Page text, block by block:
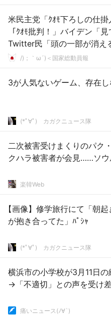
米民主党「ｸｵﾓ下ろしの仕
「ｸｵﾓ批判！」バイデン「
Twitter民「頭の一部が消え
「え」→
/)；｀ω´)＜国家総動員報
3が人気ないゲーム、存在し
(*ﾟ∀ﾟ)ゞカガクニュース隊
二次被害受けまくりのパク
クハラ被害者が会見……ソウ
楽韓Web
【画像】修学旅行にて「朝
が抱き合ってた」ﾊﾟｼｬ
(*ﾟ∀ﾟ)ゞカガクニュース隊
横浜市の小学校が3月11日の
→「不適切」との声を受け
痛いニュース(ﾉ∀`)